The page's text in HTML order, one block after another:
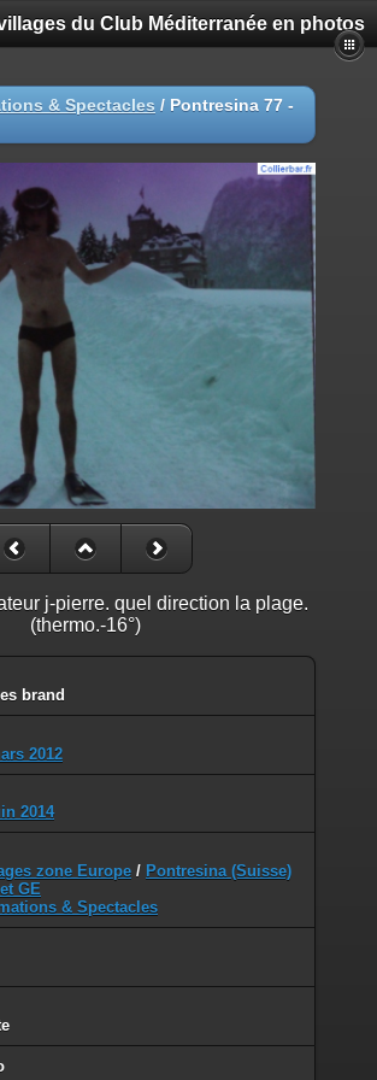
du Club Méditerranée en photos
& Spectacles / Pontresina 77 -
j-pierre. quel direction la plage.
(thermo.-16°)
brand
2012
2014
zone Europe / Pontresina (Suisse)
GE
& Spectacles